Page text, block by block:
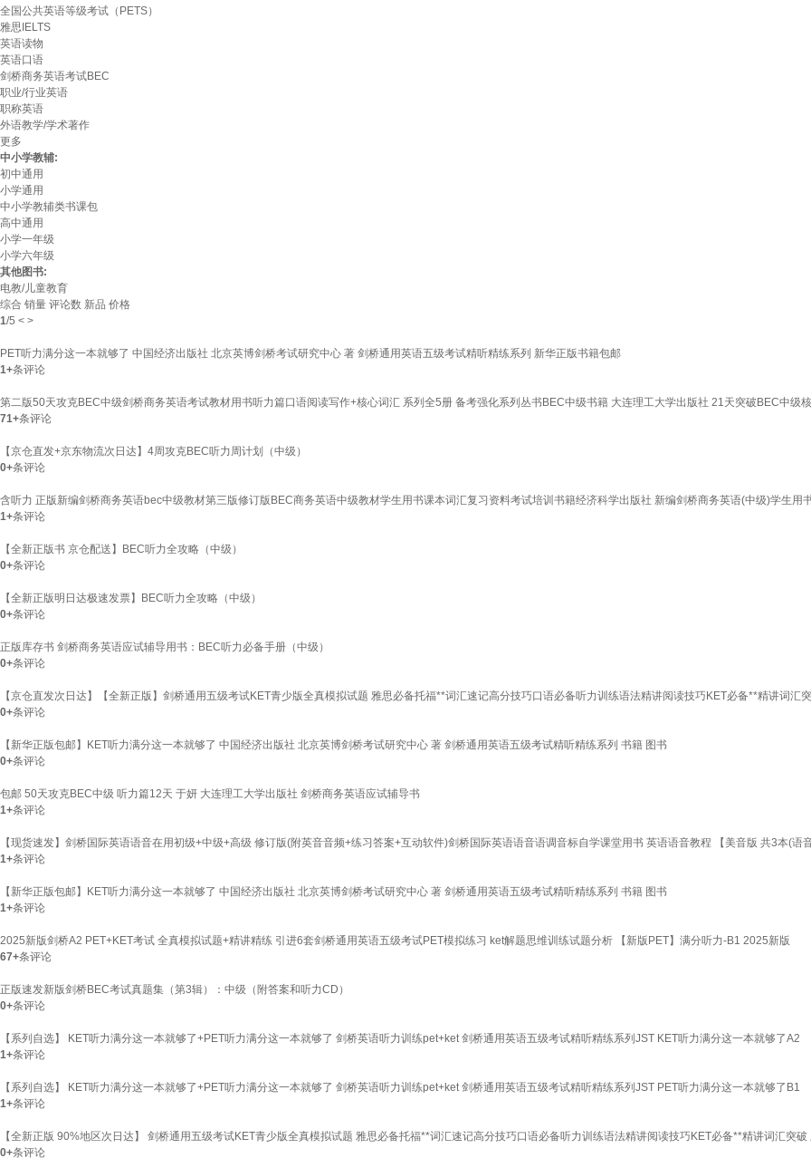
全国公共英语等级考试（PETS）
雅思IELTS
英语读物
英语口语
剑桥商务英语考试BEC
职业/行业英语
职称英语
外语教学/学术著作
更多
中小学教辅:
初中通用
小学通用
中小学教辅类书课包
高中通用
小学一年级
小学六年级
其他图书:
电教/儿童教育
综合 销量 评论数 新品 价格
1/5 < >
PET听力满分这一本就够了 中国经济出版社 北京英博剑桥考试研究中心 著 剑桥通用英语五级考试精听精练系列 新华正版书籍包邮
1+条评论
第二版50天攻克BEC中级剑桥商务英语考试教材用书听力篇口语阅读写作+核心词汇 系列全5册 备考强化系列丛书BEC中级书籍 大连理工大学出版社 21天突破BEC中级
71+条评论
【京仓直发+京东物流次日达】4周攻克BEC听力周计划（中级）
0+条评论
含听力 正版新编剑桥商务英语bec中级教材第三版修订版BEC商务英语中级教材学生用书课本词汇复习资料考试培训书籍经济科学出版社 新编剑桥商务英语(中级)学生用
1+条评论
【全新正版书 京仓配送】BEC听力全攻略（中级）
0+条评论
【全新正版明日达极速发票】BEC听力全攻略（中级）
0+条评论
正版库存书 剑桥商务英语应试辅导用书：BEC听力必备手册（中级）
0+条评论
【京仓直发次日达】【全新正版】剑桥通用五级考试KET青少版全真模拟试题 雅思必备托福**词汇速记高分技巧口语必备听力训练语法精讲阅读技巧KET必备**精讲词汇
0+条评论
【新华正版包邮】KET听力满分这一本就够了 中国经济出版社 北京英博剑桥考试研究中心 著 剑桥通用英语五级考试精听精练系列 书籍 图书
0+条评论
包邮 50天攻克BEC中级 听力篇12天 于妍 大连理工大学出版社 剑桥商务英语应试辅导书
1+条评论
【现货速发】剑桥国际英语语音在用初级+中级+高级 修订版(附英音音频+练习答案+互动软件)剑桥国际英语语音语调音标自学课堂用书 英语语音教程 【美音版 共3本(语
1+条评论
【新华正版包邮】KET听力满分这一本就够了 中国经济出版社 北京英博剑桥考试研究中心 著 剑桥通用英语五级考试精听精练系列 书籍 图书
1+条评论
2025新版剑桥A2 PET+KET考试 全真模拟试题+精讲精练 引进6套剑桥通用英语五级考试PET模拟练习 ket解题思维训练试题分析 【新版PET】满分听力-B1 2025新版
67+条评论
正版速发新版剑桥BEC考试真题集（第3辑）：中级（附答案和听力CD）
0+条评论
【系列自选】 KET听力满分这一本就够了+PET听力满分这一本就够了 剑桥英语听力训练pet+ket 剑桥通用英语五级考试精听精练系列JST KET听力满分这一本就够了A2
1+条评论
【系列自选】 KET听力满分这一本就够了+PET听力满分这一本就够了 剑桥英语听力训练pet+ket 剑桥通用英语五级考试精听精练系列JST PET听力满分这一本就够了B1
1+条评论
【全新正版 90%地区次日达】 剑桥通用五级考试KET青少版全真模拟试题 雅思必备托福**词汇速记高分技巧口语必备听力训练语法精讲阅读技巧KET必备**精讲词汇突
0+条评论